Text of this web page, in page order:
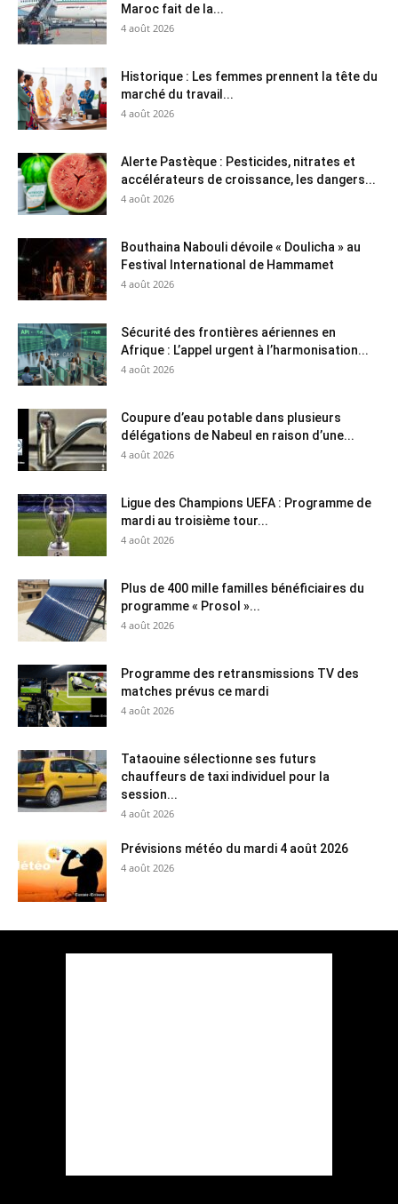
Maroc fait de la...
4 août 2026
Historique : Les femmes prennent la tête du
marché du travail...
4 août 2026
Alerte Pastèque : Pesticides, nitrates et
accélérateurs de croissance, les dangers...
4 août 2026
Bouthaina Nabouli dévoile « Doulicha » au
Festival International de Hammamet
4 août 2026
Sécurité des frontières aériennes en
Afrique : L’appel urgent à l’harmonisation...
4 août 2026
Coupure d’eau potable dans plusieurs
délégations de Nabeul en raison d’une...
4 août 2026
Ligue des Champions UEFA : Programme de
mardi au troisième tour...
4 août 2026
Plus de 400 mille familles bénéficiaires du
programme « Prosol »...
4 août 2026
Programme des retransmissions TV des
matches prévus ce mardi
4 août 2026
Tataouine sélectionne ses futurs
chauffeurs de taxi individuel pour la
session...
4 août 2026
Prévisions météo du mardi 4 août 2026
4 août 2026